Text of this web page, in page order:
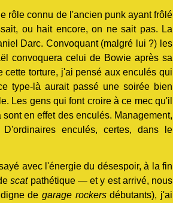
rôle connu de l'ancien punk ayant frôlé
ou hait encore, on ne sait pas. La
Darc. Convoquant (malgré lui ?) les
convoquera celui de Bowie après sa
cette torture, j'ai pensé aux enculés qui
type-là aurait passé une soirée bien
Les gens qui font croire à ce mec qu'il
en effet des enculés. Management,
enculés, certes, dans le
avec l'énergie du désespoir, à la fin
scatpathétique — et y est arrivé, nous
digne degarage rockersdébutants), j'ai